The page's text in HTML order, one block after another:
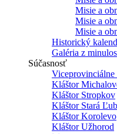
Misie a
Misie a
Misie a
Historický
Galéria z
Súčasnosť
Viceprovinciálne
Kláštor
Kláštor Stropkov
Kláštor Stará
Kláštor Korolevo
Kláštor Užhorod